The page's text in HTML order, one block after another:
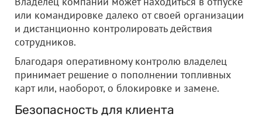
или командировке далеко от своей организации
и дистанционно контролировать действия
сотрудников.
Благодаря оперативному контролю владелец
принимает решение о пополнении топливных
карт или, наоборот, о блокировке и замене.
Безопасность для клиента